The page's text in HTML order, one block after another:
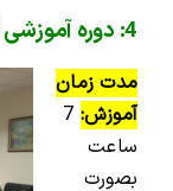
4: دوره آموزشی
مدت زمان
آموزش: 7
ساعت
بصورت